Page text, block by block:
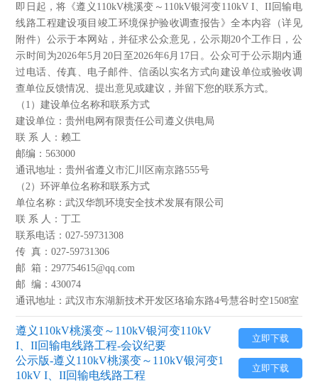
即日起，将《遵义110kV桃溪变～110kV银河变110kV I、II回输电
线路工程建设项目竣工环境保护验收调查报告》全本内容（详见
附件）公示于本网站，并征求公众意见，公示期20个工作日，公
示时间为2026年5月20日至2026年6月17日。公众可于公示期内通
过电话、传真、电子邮件、信函以实名方式向建设单位或验收调
查单位反馈情况、提出意见或建议，并留下您的联系方式。
（1）建设单位名称和联系方式
建设单位：贵州电网有限责任公司遵义供电局
联 系 人：赖工
邮编：563000
通讯地址：贵州省遵义市汇川区南京路555号
（2）环评单位名称和联系方式
单位名称：武汉华凯环境安全技术发展有限公司
联 系 人：丁工
联系电话：027-59731308
传 真：027-59731306
邮 箱：297754615@qq.com
邮 编：430074
通讯地址：武汉市东湖新技术开发区珞瑜东路4号慧谷时空1508室
遵义110kV桃溪变～110kV银河变110kV
I、II回输电线路工程-会议纪要
立即下载
公示版-遵义110kV桃溪变～110kV银河变1
10kV I、II回输电线路工程
立即下载